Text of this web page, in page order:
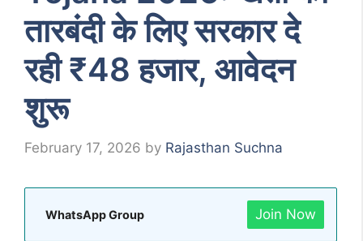
तारबंदी के लिए सरकार दे
रही ₹48 हजार, आवेदन
शुरू
February 17, 2026 by Rajasthan Suchna
WhatsApp Group Join Now